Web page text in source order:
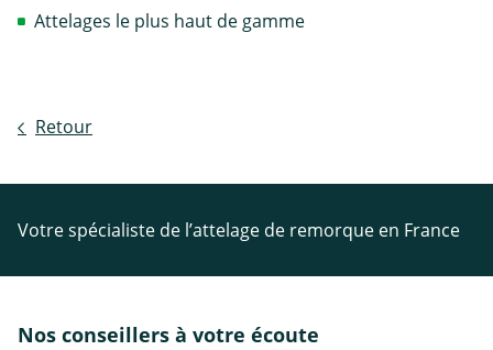
Attelages le plus haut de gamme
Retour
Votre spécialiste de l’attelage de remorque en France
Nos conseillers à votre écoute